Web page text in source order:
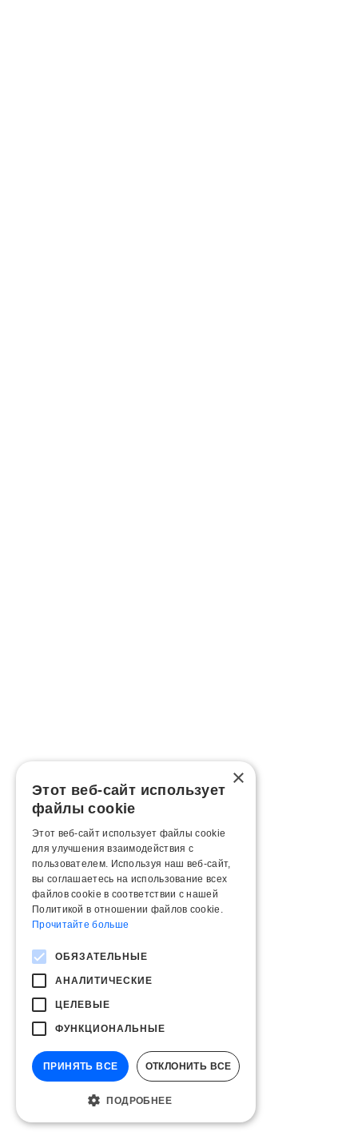
×
Этот веб-сайт использует
файлы cookie
Этот веб-сайт использует файлы cookie
для улучшения взаимодействия с
пользователем. Используя наш веб-сайт,
вы соглашаетесь на использование всех
файлов cookie в соответствии с нашей
Политикой в ​​отношении файлов cookie.
Прочитайте больше
ОБЯЗАТЕЛЬНЫЕ
АНАЛИТИЧЕСКИЕ
ЦЕЛЕВЫЕ
ФУНКЦИОНАЛЬНЫЕ
ПРИНЯТЬ ВСЕ ОТКЛОНИТЬ ВСЕ
ПОДРОБНЕЕ